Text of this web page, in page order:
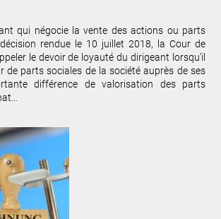
qui négocie la vente des actions ou parts
rendue le 10 juillet 2018, la Cour de
le devoir de loyauté du dirigeant lorsqu’il
de parts sociales de la société auprès de ses
différence de valorisation des parts